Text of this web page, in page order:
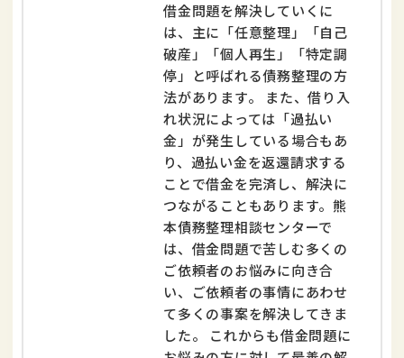
借金問題を解決していくに
は、主に「任意整理」「自己
破産」「個人再生」「特定調
停」と呼ばれる債務整理の方
法があります。 また、借り入
れ状況によっては「過払い
金」が発生している場合もあ
り、過払い金を返還請求する
ことで借金を完済し、解決に
つながることもあります。熊
本債務整理相談センターで
は、借金問題で苦しむ多くの
ご依頼者のお悩みに向き合
い、ご依頼者の事情にあわせ
て多くの事案を解決してきま
した。 これからも借金問題に